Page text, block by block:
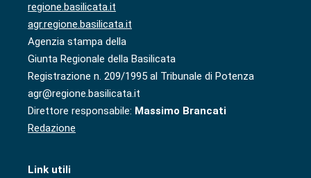
regione.basilicata.it
agr.regione.basilicata.it
Agenzia stampa della
Giunta Regionale della Basilicata
Registrazione n. 209/1995 al Tribunale di Potenza
agr@regione.basilicata.it
Direttore responsabile: Massimo Brancati
Redazione
Link utili